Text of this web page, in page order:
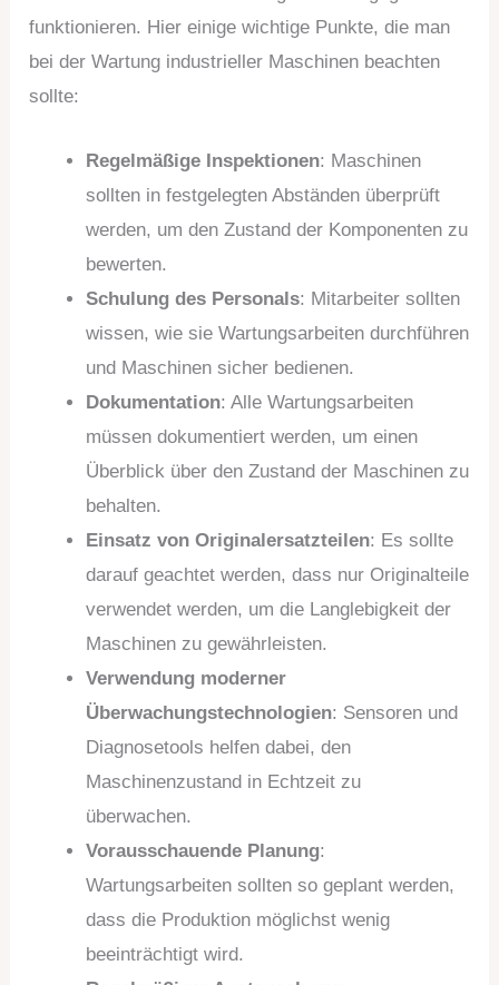
funktionieren. Hier einige wichtige Punkte, die man
bei der Wartung industrieller Maschinen beachten
sollte:
Regelmäßige Inspektionen: Maschinen
sollten in festgelegten Abständen überprüft
werden, um den Zustand der Komponenten zu
bewerten.
Schulung des Personals: Mitarbeiter sollten
wissen, wie sie Wartungsarbeiten durchführen
und Maschinen sicher bedienen.
Dokumentation: Alle Wartungsarbeiten
müssen dokumentiert werden, um einen
Überblick über den Zustand der Maschinen zu
behalten.
Einsatz von Originalersatzteilen: Es sollte
darauf geachtet werden, dass nur Originalteile
verwendet werden, um die Langlebigkeit der
Maschinen zu gewährleisten.
Verwendung moderner
Überwachungstechnologien: Sensoren und
Diagnosetools helfen dabei, den
Maschinenzustand in Echtzeit zu
überwachen.
Vorausschauende Planung:
Wartungsarbeiten sollten so geplant werden,
dass die Produktion möglichst wenig
beeinträchtigt wird.